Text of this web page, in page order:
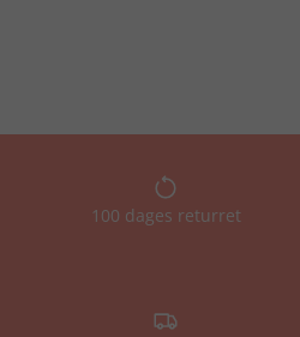
100 dages returret